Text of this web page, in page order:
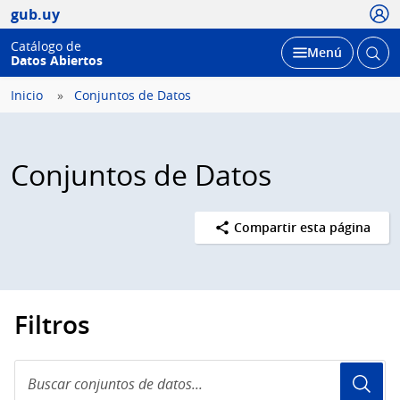
gub.uy
Catálogo de
Datos Abiertos
Desplegar
Menú Abrir
Inicio Conjuntos de Datos
Conjuntos de Datos
Compartir esta página
Filtros
conjuntos